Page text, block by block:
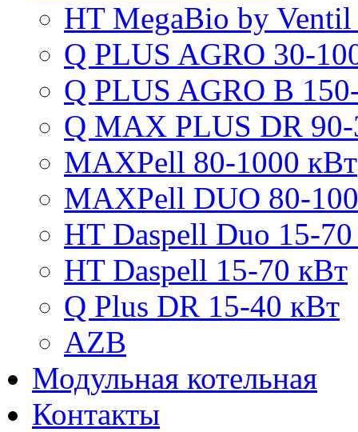
HT MegaBio by
Q PLUS AGRO 30-
Q PLUS AGRO B
Q MAX PLUS DR
MAXPell 80-1000 кВт
MAXPell DUO 80-
HT Daspell Duo 15-
HT Daspell 15-70 кВт
Q Plus DR 15-40 кВт
AZB
Модульная котельная
Контакты